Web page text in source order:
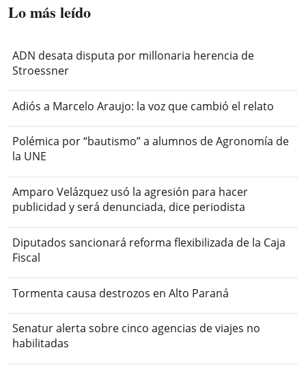
Lo más leído
ADN desata disputa por millonaria herencia de
Stroessner
Adiós a Marcelo Araujo: la voz que cambió el relato
Polémica por “bautismo” a alumnos de Agronomía de
la UNE
Amparo Velázquez usó la agresión para hacer
publicidad y será denunciada, dice periodista
Diputados sancionará reforma flexibilizada de la Caja
Fiscal
Tormenta causa destrozos en Alto Paraná
Senatur alerta sobre cinco agencias de viajes no
habilitadas